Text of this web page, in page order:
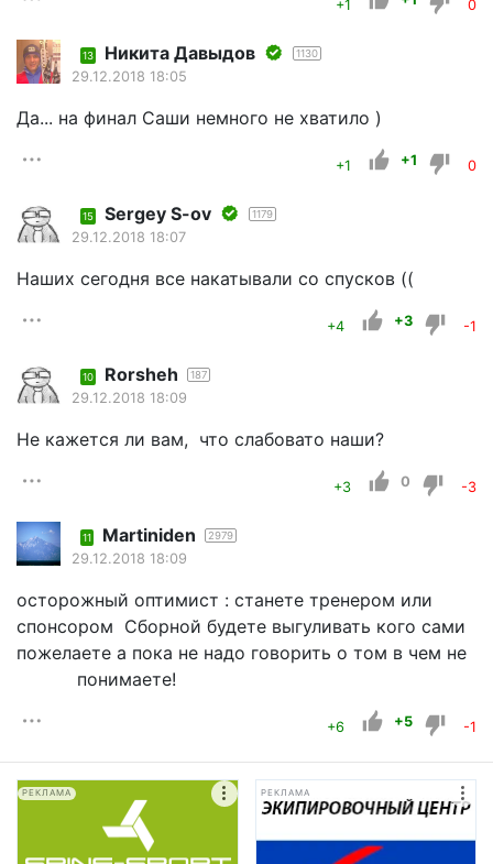
+1 0
13 Никита Давыдов 1130
29.12.2018 18:05
Да... на финал Саши немного не хватило )
+1 +1 0
15 Sergey S-ov 1179
29.12.2018 18:07
Наших сегодня все накатывали со спусков ((
+4 +3 -1
10 Rorsheh 187
29.12.2018 18:09
Не кажется ли вам, что слабовато наши?
+3 0 -3
11 Martiniden 2979
29.12.2018 18:09
осторожный оптимист : станете тренером или
спонсором Сборной будете выгуливать кого сами
пожелаете а пока не надо говорить о том в чем не
понимаете!
+6 +5 -1
РЕКЛАМА РЕКЛАМА